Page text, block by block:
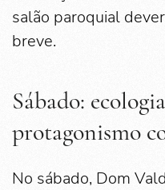
salão paroquial
breve.
Sábado:
protagonismo
No sábado, Dom